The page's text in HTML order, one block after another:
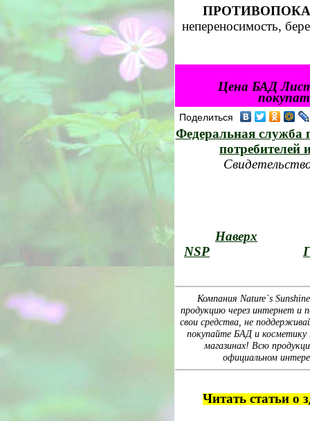
непереносимость,
Цена БАД
Поделиться
Федеральная служба
потребителей
Наверх
NSP
Компания Nature`s
продукцию через интернет и
свои средства, не
покупайте БАД и
магазинах! Всю
официальном
Читать статьи о